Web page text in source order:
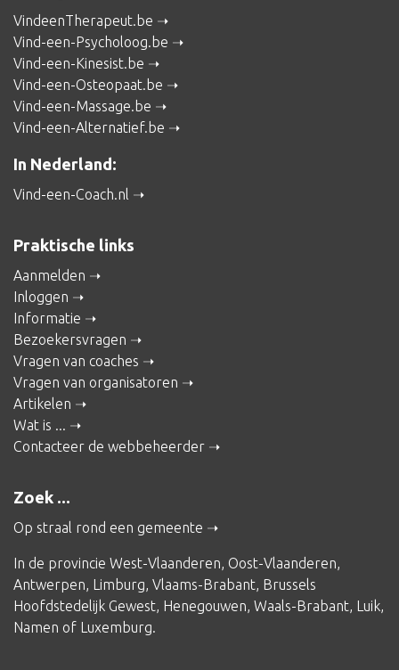
VindeenTherapeut.be
Vind-een-Psycholoog.be
Vind-een-Kinesist.be
Vind-een-Osteopaat.be
Vind-een-Massage.be
Vind-een-Alternatief.be
In Nederland:
Vind-een-Coach.nl
Praktische links
Aanmelden
Inloggen
Informatie
Bezoekersvragen
Vragen van coaches
Vragen van organisatoren
Artikelen
Wat is ...
Contacteer de webbeheerder
Zoek ...
Op straal rond een gemeente
In de provincie West-Vlaanderen, Oost-Vlaanderen,
Antwerpen, Limburg, Vlaams-Brabant, Brussels
Hoofdstedelijk Gewest, Henegouwen, Waals-Brabant, Luik,
Namen of Luxemburg.